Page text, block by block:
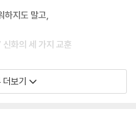
하지도 말고,
신화의 세 가지 교훈
는 부모를 찾기 위해 미지의 세계 원
재의 도움을 받는 대신 그들의 고
를 찾아 달라고 한다. 끈기 있고 의
더보기